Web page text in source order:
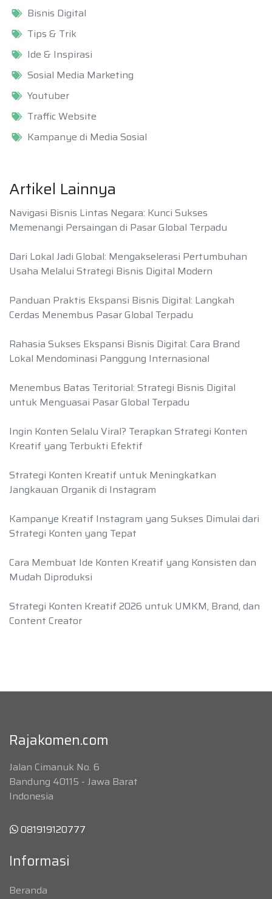
Bisnis Digital
Tips & Trik
Ide & Inspirasi
Sosial Media Marketing
Youtuber
Traffic Website
Kampanye di Media Sosial
Artikel Lainnya
Navigasi Bisnis Lintas Negara: Kunci Sukses
Memenangi Persaingan di Pasar Global Terpadu
Dari Lokal Jadi Global: Mengakselerasi Pertumbuhan
Usaha Melalui Strategi Bisnis Digital Modern
Panduan Praktis Ekspansi Bisnis Digital: Langkah
Cerdas Menembus Pasar Global Terpadu
Rahasia Sukses Ekspansi Bisnis Digital: Cara Brand
Lokal Mendominasi Panggung Internasional
Menembus Batas Teritorial: Strategi Bisnis Digital
untuk Menguasai Pasar Global Terpadu
Ingin Konten Selalu Viral? Terapkan Strategi Konten
Kreatif yang Terbukti Efektif
Strategi Konten Kreatif untuk Meningkatkan
Jangkauan Organik di Instagram
Kampanye Kreatif Instagram yang Sukses Dimulai dari
Strategi Konten yang Tepat
Cara Membuat Ide Konten Kreatif yang Konsisten dan
Mudah Diproduksi
Strategi Konten Kreatif 2026 untuk UMKM, Brand, dan
Content Creator
Rajakomen.com
Jalan Cimanuk No. 6
Bandung 40115 - Jawa Barat
Indonesia
081919120777
Informasi
Beranda